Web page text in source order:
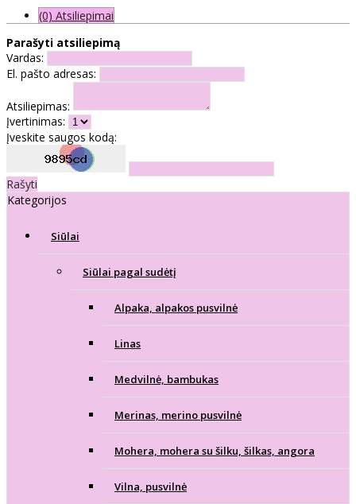
(0) Atsiliepimai
Parašyti atsiliepimą
Vardas:
El. pašto adresas:
Atsiliepimas:
Įvertinimas:
Įveskite saugos kodą:
Rašyti
Kategorijos
Siūlai
Siūlai pagal sudėtį
Alpaka, alpakos pusvilnė
Linas
Medvilnė, bambukas
Merinas, merino pusvilnė
Mohera, mohera su šilku, šilkas, angora
Vilna, pusvilnė